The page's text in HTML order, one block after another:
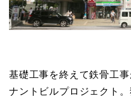
基礎工事を終えて鉄骨工
ナントビルプロジェクト